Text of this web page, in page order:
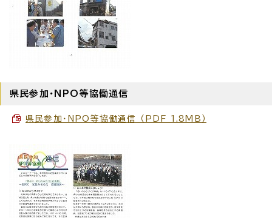
県民参加・NPO等協働通信
県民参加・NPO等協働通信 （PDF 1.8MB）